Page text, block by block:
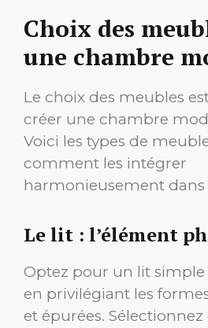
Choix des
une chambre
Le choix des meubles
créer une chambre
Voici les types de
comment les intégrer
harmonieusement dans
Le lit : l’élément
Optez pour un lit simple
en privilégiant les
et épurées.